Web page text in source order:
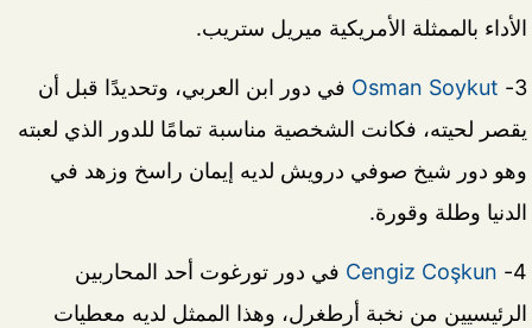
الأداء بالممثلة الأمريكية ميريل ستريب.
3-
Osman Soykut في دور ابن العربي، وتحديدًا قبل أن
يقصر لحيته، فكانت الشخصية مناسبة تمامًا للدور الذي لعبته
وهو دور شيخ صوفي درويش لديه إيمان راسخ وزهد في
الدنيا وطلة وقورة.
4-
Cengiz Coşkun في دور تورغوت أحد المحاربين
الرئيسيين من نخبة أرطغرل، وهذا الممثل لديه معطيات